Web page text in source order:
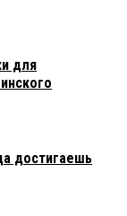
для
достигаешь